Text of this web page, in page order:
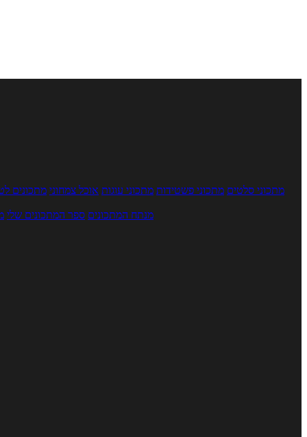
מתכוני סלטים מתכוני פשטידות מתכוני עוגות אוכל צמחוני מתכונים
מנתח המתכונים ספר המתכונים שלי